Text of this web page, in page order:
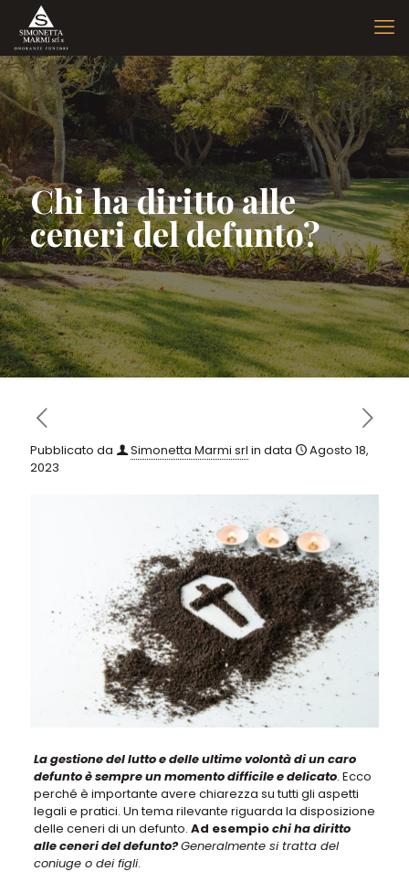
Chi ha diritto alle
ceneri del defunto?
Pubblicato da Simonetta Marmi srl in data
Agosto 18,
2023
La gestione del lutto e delle ultime volontà di un caro
defunto è sempre un momento difficile e delicato. Ecco
perché è importante avere chiarezza su tutti gli aspetti
legali e pratici. Un tema rilevante riguarda la disposizione
delle ceneri di un defunto. Ad esempiochi ha diritto
alle ceneri del defunto?Generalmente si tratta del
coniuge o dei figli.